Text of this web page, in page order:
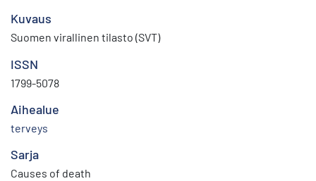
Kuvaus
Suomen virallinen tilasto (SVT)
ISSN
1799-5078
Aihealue
terveys
Sarja
Causes of death